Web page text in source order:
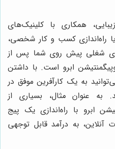
همکاری با کلینیک‌های
کسب و کار شخصی،
شغلی پیش روی شما پس از
ابرو است. با داشتن
به یک کارآفرین موفق در
به عنوان مثال، بسیاری از
ابرو با راه‌اندازی یک پیج
آنلاین، به درآمد قابل توجهی